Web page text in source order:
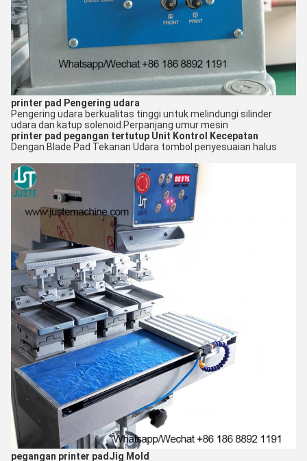
printer pad Pengering udara
Pengering udara berkualitas tinggi untuk melindungi silinder
udara dan katup solenoid. Perpanjang umur mesin
printer pad pegangan tertutup Unit Kontrol Kecepatan
Dengan Blade Pad Tekanan Udara tombol penyesuaian halus
pegangan printer pad Jig Mold